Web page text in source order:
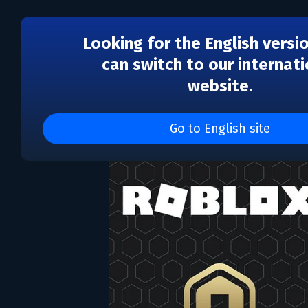
Looking for the English
can switch to our
website.
Go to English site
Roblox Gift Card